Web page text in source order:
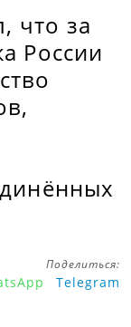
что за
России
Поделиться:
Telegram